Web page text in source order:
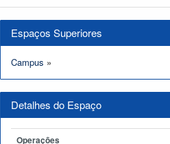
Espaços Superiores
Campus »
Detalhes do Espaço
Operações